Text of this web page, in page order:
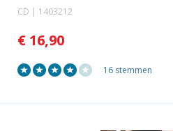
CD | 1403212
€ 16,90
16 stemmen